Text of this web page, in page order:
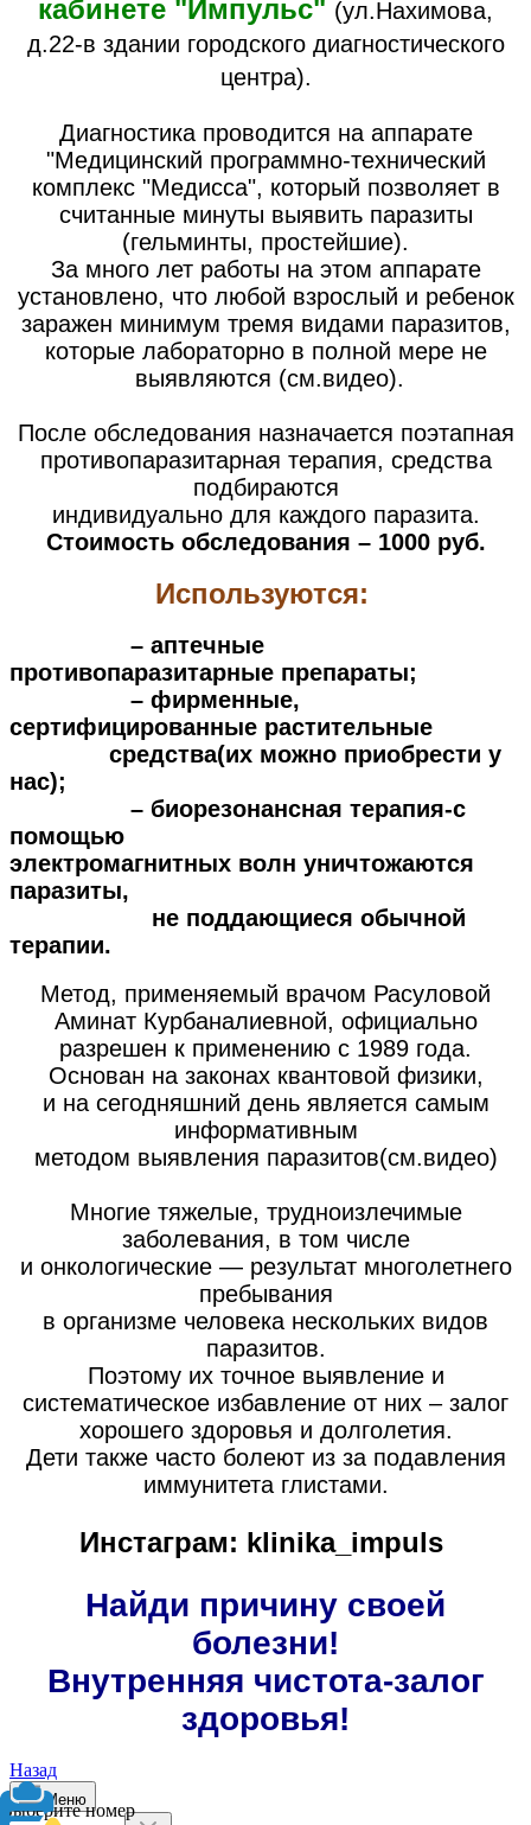
кабинете "Импульс" (ул.Нахимова,
д.22-в здании городского диагностического
центра).
Диагностика проводится на аппарате
"Медицинский программно-технический
комплекс "Медисса", который позволяет в
считанные минуты выявить паразиты
(гельминты, простейшие).
За много лет работы на этом аппарате
установлено, что любой взрослый и ребенок
заражен минимум тремя видами паразитов,
которые лабораторно в полной мере не
выявляются (см.видео).
После обследования назначается поэтапная
противопаразитарная терапия, средства
подбираются
индивидуально для каждого паразита.
Стоимость обследования – 1000 руб.
Используются:
– аптечные
противопаразитарные препараты;
– фирменные,
сертифицированные растительные
средства(их можно приобрести у
нас);
– биорезонансная терапия-с
помощью
электромагнитных волн уничтожаются
паразиты,
не поддающиеся обычной
терапии.
Метод, применяемый врачом Расуловой
Аминат Курбаналиевной, официально
разрешен к применению с 1989 года.
Основан на законах квантовой физики,
и на сегодняшний день является самым
информативным
методом выявления паразитов(см.видео)
Многие тяжелые, трудноизлечимые
заболевания, в том числе
и онкологические — результат многолетнего
пребывания
в организме человека нескольких видов
паразитов.
Поэтому их точное выявление и
систематическое избавление от них – залог
хорошего здоровья и долголетия.
Дети также часто болеют из за подавления
иммунитета глистами.
Инстаграм: klinika_impuls
Найди причину своей
болезни!
Внутренняя чистота-залог
здоровья!
Назад
Выберите номер
Меню